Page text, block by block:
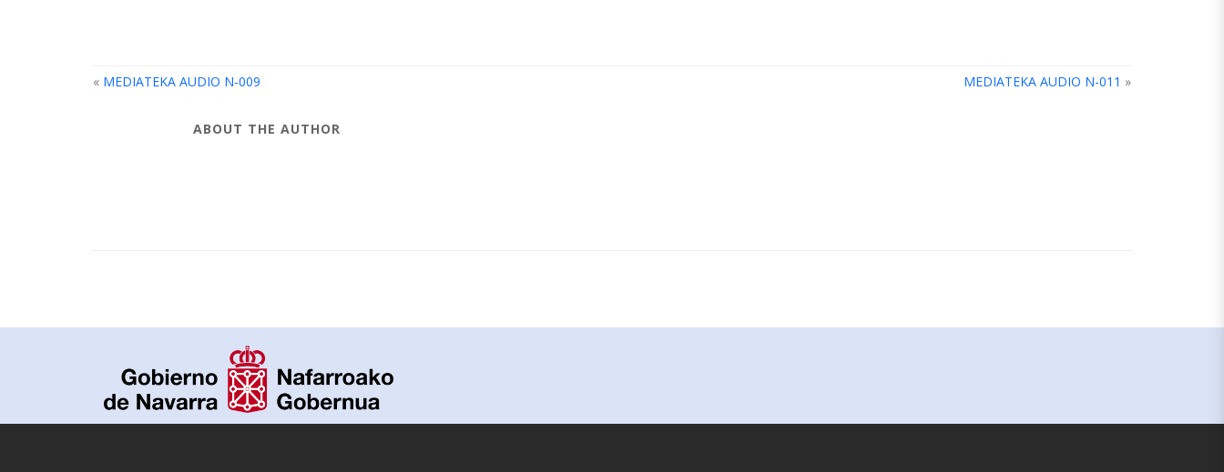
« MEDIATEKA AUDIO N-009 MEDIATEKA AUDIO N-011 »
ABOUT THE AUTHOR